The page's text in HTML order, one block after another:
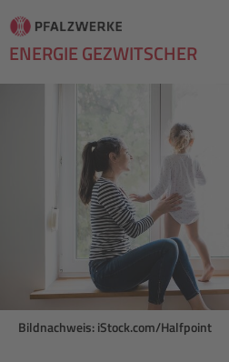
ENERGIE GEZWITSCHER
Bildnachweis: iStock.com/Halfpoint